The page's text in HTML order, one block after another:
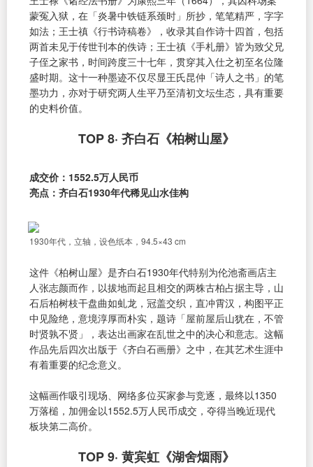
蒙冤入狱，在「炎暑中铁链系颈时」所抄，笔笔精严，字字
如法；王士禛《行书诗稿卷》，收录其自作诗十四首，包括
两首未见于传世刊本的佚诗；王士禛《手札册》皆为致父兄
子侄之家书，时间跨度三十七年，贯穿其入仕之初至名位隆
盛时期。这十一种墨迹不仅尽显王氏昆仲「诗人之书」的笔
墨功力，亦对于研究两人生平乃至清初文坛生态，具有重要
的史料价值。
TOP 8· 齐白石《柏树山屋》
成交价：1552.5万人民币
亮点：齐白石1930年代稀见山水佳构
1930年代，立轴，设色纸本，94.5×43 cm
这件《柏树山屋》是齐白石1930年代特别为伦池斋画店主
人张志颜而作，以拔地而起且相交的两株古柏占据主导，山
石后柏树枝干盘曲如虬龙，冠盖交织，直冲霄汉，构图平正
中见险绝，意境淳厚而朴实，题诗「屋前屋后山犹在，不管
时贤孰不贤」，表达出画家在乱世之中的决心和意志。这幅
作品先后四次出版于《齐白石画册》之中，在其艺术生涯中
有着重要的纪念意义。
这幅画作吸引现场、网络多位买家参与竞逐，最终以1350
万落槌，加佣金以1552.5万人民币成交，夺得当晚近现代
板块第二高价。
TOP 9· 黄宾虹《湖舍烟雨》